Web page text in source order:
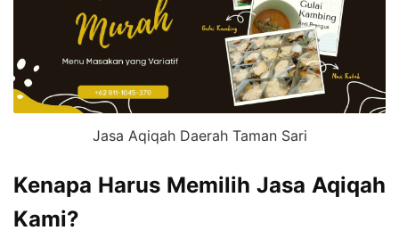
Jasa Aqiqah Daerah Taman Sari
Kenapa Harus Memilih Jasa Aqiqah
Kami?